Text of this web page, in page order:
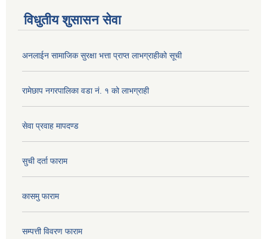
विधुतीय शुसासन सेवा
अनलाईन सामाजिक सुरक्षा भत्ता प्राप्त लाभग्राहीको सूची
रामेछाप नगरपालिका वडा नं. १ को लाभग्राही
सेवा प्रवाह मापदण्ड
सुची दर्ता फाराम
कासमु फाराम
सम्पत्ती विवरण फाराम